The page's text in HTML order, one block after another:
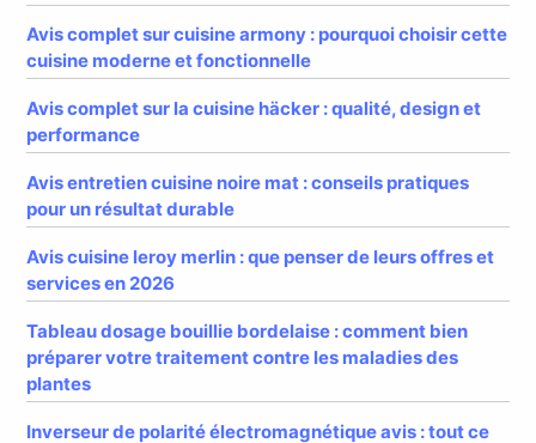
Avis complet sur cuisine armony : pourquoi choisir cette
cuisine moderne et fonctionnelle
Avis complet sur la cuisine häcker : qualité, design et
performance
Avis entretien cuisine noire mat : conseils pratiques
pour un résultat durable
Avis cuisine leroy merlin : que penser de leurs offres et
services en 2026
Tableau dosage bouillie bordelaise : comment bien
préparer votre traitement contre les maladies des
plantes
Inverseur de polarité électromagnétique avis : tout ce